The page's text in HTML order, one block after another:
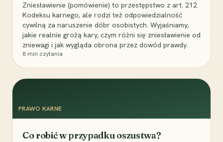
Zniesławienie (pomówienie) to przestępstwo z art. 212
Kodeksu karnego, ale rodzi też odpowiedzialność
cywilną za naruszenie dóbr osobistych. Wyjaśniamy,
jakie realnie grożą kary, czym różni się zniesławienie od
zniewagi i jak wygląda obrona przez dowód prawdy.
8 min czytania
PRAWO KARNE
Co robić w przypadku oszustwa?